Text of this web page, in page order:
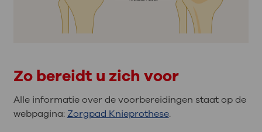
Zo bereidt u zich voor
Alle informatie over de voorbereidingen staat op de
webpagina: Zorgpad Knieprothese.